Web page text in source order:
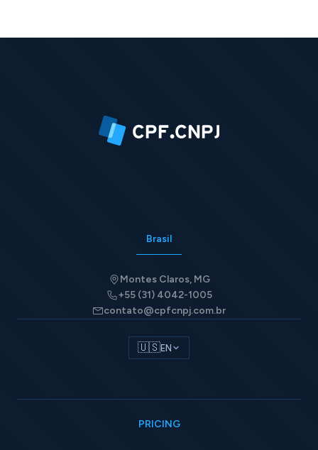
Brasil
Montes Claros, MG
+55 (31) 4042-1005
contato@cpfcnpj.com.br
🇺🇸EN
PRICING